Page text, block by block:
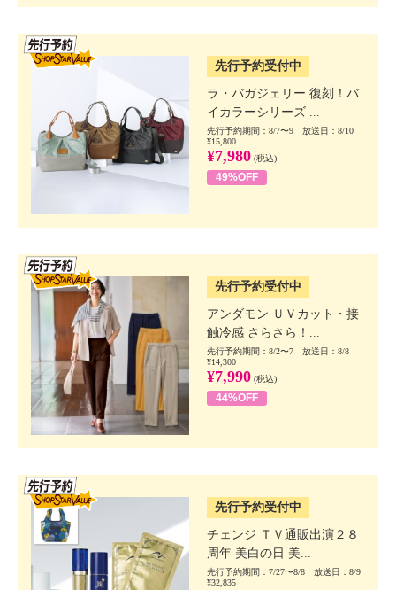
先行予約受付中
ラ・バガジェリー 復刻！バ
イカラーシリーズ ...
先行予約期間：8/7〜9 放送日：8/10
¥15,800
¥7,980 (税込)
49%OFF
先行予約受付中
アンダモン ＵＶカット・接
触冷感 さらさら！...
先行予約期間：8/2〜7 放送日：8/8
¥14,300
¥7,990 (税込)
44%OFF
先行予約受付中
チェンジ ＴＶ通販出演２８
周年 美白の日 美...
先行予約期間：7/27〜8/8 放送日：8/9
¥32,835